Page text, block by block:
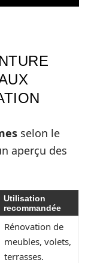
selon le
aperçu des
Utilisation
recommandée
Rénovation de
meubles, volets,
terrasses.